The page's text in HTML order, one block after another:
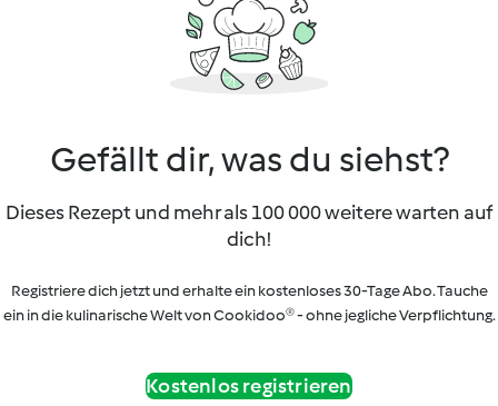
Gefällt dir, was du siehst?
Dieses Rezept und mehr als 100 000 weitere warten auf
dich!
Registriere dich jetzt und erhalte ein kostenloses 30-Tage Abo. Tauche
ein in die kulinarische Welt von Cookidoo® - ohne jegliche Verpflichtung.
Kostenlos registrieren